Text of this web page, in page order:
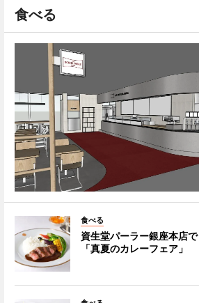
食べる
食べる
資生堂パーラー銀座本店で
「真夏のカレーフェア」